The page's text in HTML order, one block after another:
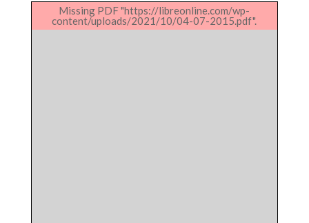
Missing PDF "https://libreonline.com/wp-
content/uploads/2021/10/04-07-2015.pdf".